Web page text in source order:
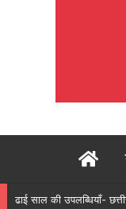
नांदघाट से मुंगेली तक 36.40